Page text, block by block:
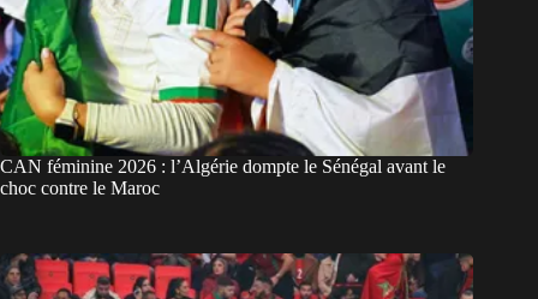
CAN féminine 2026 : l’Algérie dompte le Sénégal avant le
choc contre le Maroc